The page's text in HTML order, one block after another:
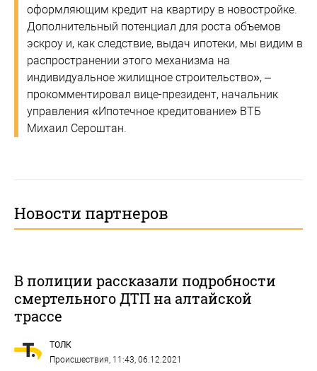
оформляющим кредит на квартиру в новостройке.
Дополнительный потенциал для роста объемов
эскроу и, как следствие, выдач ипотеки, мы видим в
распространении этого механизма на
индивидуальное жилищное строительство», –
прокомментировал вице-президент, начальник
управления «Ипотечное кредитование» ВТБ
Михаил Сероштан.
Новости партнеров
В полиции рассказали подробности
смертельного ДТП на алтайской
трассе
ТОЛК
Происшествия, 11:43, 06.12.2021